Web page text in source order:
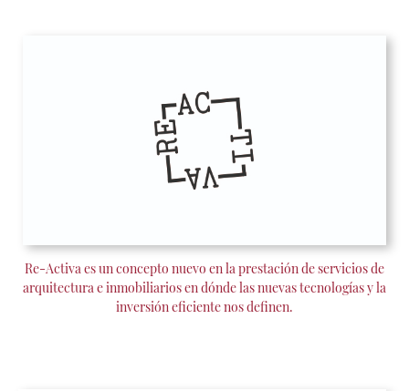
Re-Activa es un concepto nuevo en la prestación de servicios de
arquitectura e inmobiliarios en dónde las nuevas tecnologías y la
inversión eficiente nos definen.